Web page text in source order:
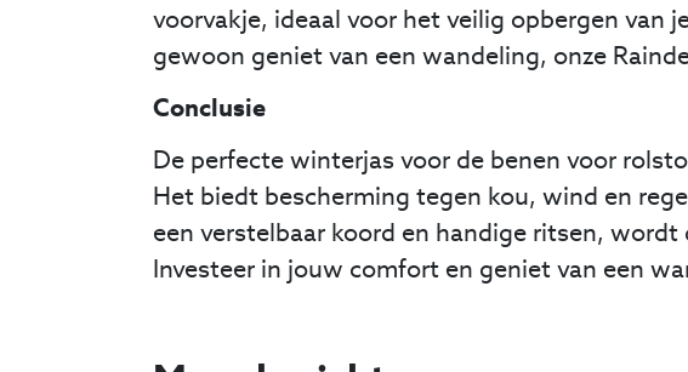
voorvakje, ideaal voor het veilig opbergen
gewoon geniet van een wandeling, onze
Conclusie
De perfecte winterjas voor de benen voor
Het biedt bescherming tegen kou, wind en
een verstelbaar koord en handige ritsen,
Investeer in jouw comfort en geniet van een